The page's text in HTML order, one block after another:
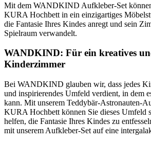
Mit dem WANDKIND Aufkleber-Set
KURA Hochbett in ein einzigartiges
die Fantasie Ihres Kindes anregt und sein
Spielraum verwandelt.
WANDKIND: Für ein kreatives
Kinderzimmer
Bei WANDKIND glauben wir, dass jedes
und inspirierendes Umfeld verdient, in dem
kann. Mit unserem Teddybär-Astronauten-
KURA Hochbett können Sie dieses Umfeld
helfen, die Fantasie Ihres Kindes zu
mit unserem Aufkleber-Set auf eine